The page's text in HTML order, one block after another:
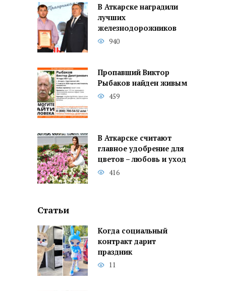
В Аткарске наградили
лучших
железнодорожников
940
Пропавший Виктор
Рыбаков найден живым
459
В Аткарске считают
главное удобрение для
цветов – любовь и уход
416
Статьи
Когда социальный
контракт дарит
праздник
11